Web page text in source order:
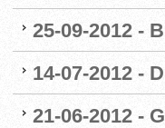
25-09-2012 -
14-07-2012 -
21-06-2012 -